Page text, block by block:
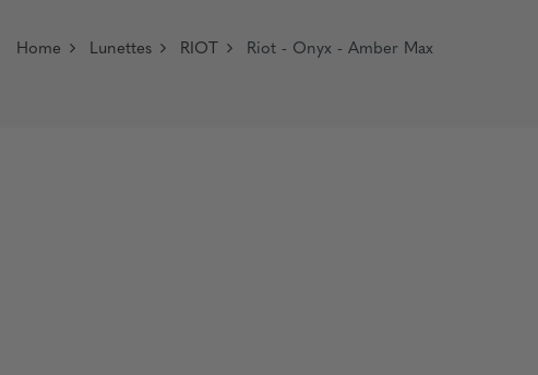
Home Lunettes RIOT Riot - Onyx - Amber Max